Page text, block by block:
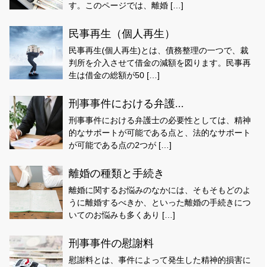
す。このページでは、離婚 […]
民事再生（個人再生）
民事再生(個人再生)とは、債務整理の一つで、裁
判所を介入させて借金の減額を図ります。民事再
生は借金の総額が50 […]
刑事事件における弁護...
刑事事件における弁護士の必要性としては、精神
的なサポートが可能である点と、法的なサポート
が可能である点の2つが […]
離婚の種類と手続き
離婚に関するお悩みのなかには、そもそもどのよ
うに離婚するべきか、といった離婚の手続きにつ
いてのお悩みも多くあり […]
刑事事件の慰謝料
慰謝料とは、事件によって発生した精神的損害に